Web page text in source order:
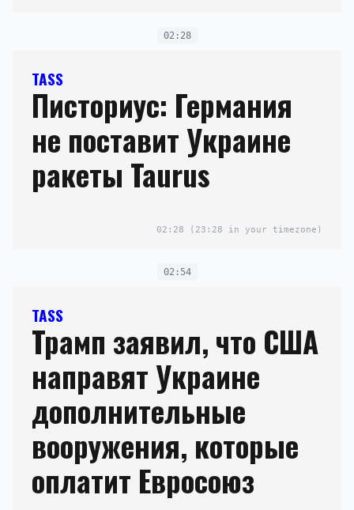
02:28
TASS
Писториус: Германия
не поставит Украине
ракеты Taurus
02:28 (23:28 in your timezone)
02:54
TASS
Трамп заявил, что США
направят Украине
дополнительные
вооружения, которые
оплатит Евросоюз